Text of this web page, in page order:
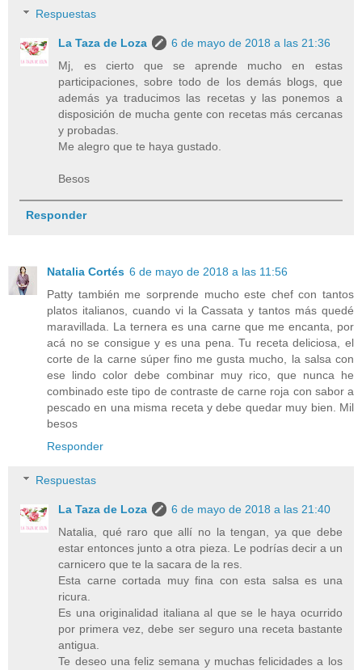
Respuestas
La Taza de Loza
6 de mayo de 2018 a las 21:36
Mj, es cierto que se aprende mucho en estas
participaciones, sobre todo de los demás blogs, que
además ya traducimos las recetas y las ponemos a
disposición de mucha gente con recetas más cercanas
y probadas.
Me alegro que te haya gustado.
Besos
Responder
Natalia Cortés 6 de mayo de 2018 a las 11:56
Patty también me sorprende mucho este chef con tantos
platos italianos, cuando vi la Cassata y tantos más quedé
maravillada. La ternera es una carne que me encanta, por
acá no se consigue y es una pena. Tu receta deliciosa, el
corte de la carne súper fino me gusta mucho, la salsa con
ese lindo color debe combinar muy rico, que nunca he
combinado este tipo de contraste de carne roja con sabor a
pescado en una misma receta y debe quedar muy bien. Mil
besos
Responder
Respuestas
La Taza de Loza
6 de mayo de 2018 a las 21:40
Natalia, qué raro que allí no la tengan, ya que debe
estar entonces junto a otra pieza. Le podrías decir a un
carnicero que te la sacara de la res.
Esta carne cortada muy fina con esta salsa es una
ricura.
Es una originalidad italiana al que se le haya ocurrido
por primera vez, debe ser seguro una receta bastante
antigua.
Te deseo una feliz semana y muchas felicidades a los